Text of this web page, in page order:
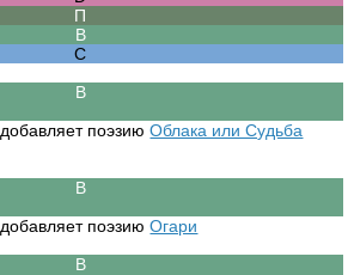
добавляет поэзиюОблака или Судьба
добавляет поэзиюОгари